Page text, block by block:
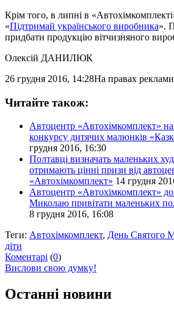
Крім того, в липні в
«Підтримай українського виробника».
придбати продукцію вітчизняного
Олексій ДАНИЛЮК
26 грудня 2016, 14:28На правах реклами
Читайте також:
Автоцентр «Автохімкомплект»
конкурсу дитячих малюнків
грудня 2016, 16:30
Полтавці визначать маленьких
отримають цінні призи від
«Автохімкомплект» 14 грудня
Автоцентр «Автохімкомплект»
Миколаю привітати маленьких
8 грудня 2016, 16:08
Теги: Автохімкомплект, День Святого
діти
Коментарі (0)
Вислови свою думку!
Останні новини